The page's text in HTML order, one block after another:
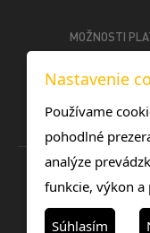
MOŽNOSTI
Nastavenie
Používame
pohodlné
analýze
funkcie, výkon a
Súhlasím